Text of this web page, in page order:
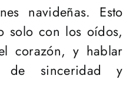
navideñas. Esto
solo con los oídos,
corazón, y hablar
sinceridad y